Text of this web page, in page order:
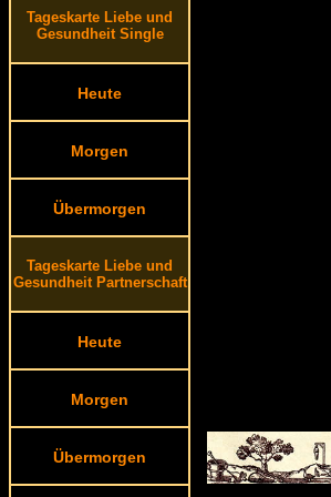
Tageskarte Liebe und
Gesundheit Single
Heute
Morgen
Übermorgen
Tageskarte Liebe und
Gesundheit Partnerschaft
Heute
Morgen
Übermorgen